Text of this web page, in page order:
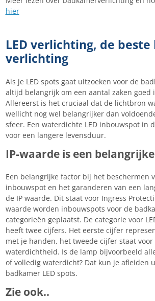
hier
LED verlichting, de
verlichting
Als je LED spots gaat uitzoeken voor de
altijd belangrijk om een aantal zaken goed
Allereerst is het cruciaal dat de lichtbron
wellicht nog wel belangrijker dan
sfeer. Een waterdichte LED inbouwspot in
voor een langere levensduur.
IP-waarde is een
Een belangrijke factor bij het beschermen
inbouwspot en het garanderen van een
de IP waarde. Dit staat voor Ingress
waarde worden inbouwspots voor de
categorieën geplaatst. De categorie voor
heeft twee cijfers. Het eerste cijfer
met je handen, het tweede cijfer staat voor
waterdichtheid. Is de lamp bijvoorbeeld
of volledig waterdicht? Dat kun je afleiden
badkamer LED spots.
Zie ook..